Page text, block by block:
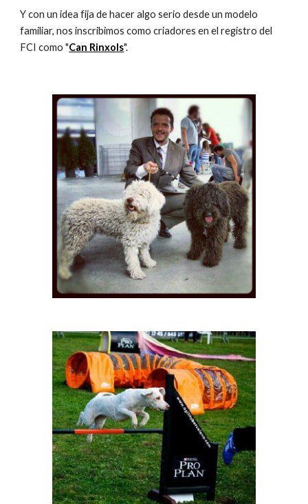
Y con un idea fija de hacer algo serio desde un modelo
familiar, nos inscribimos como criadores en el registro del
FCI como "Can Rinxols".